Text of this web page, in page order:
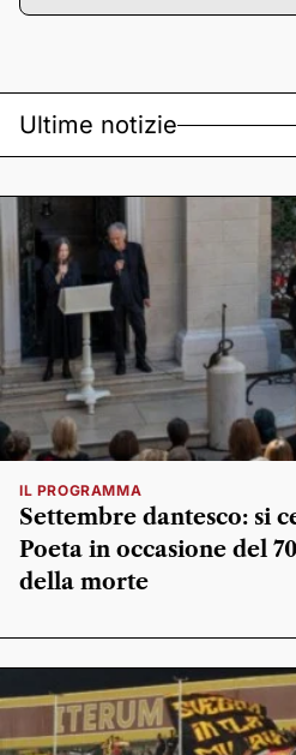
Ultime notizie
IL PROGRAMMA
Settembre dantesco: si
Poeta in occasione del
della morte